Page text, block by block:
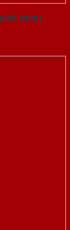
thoat